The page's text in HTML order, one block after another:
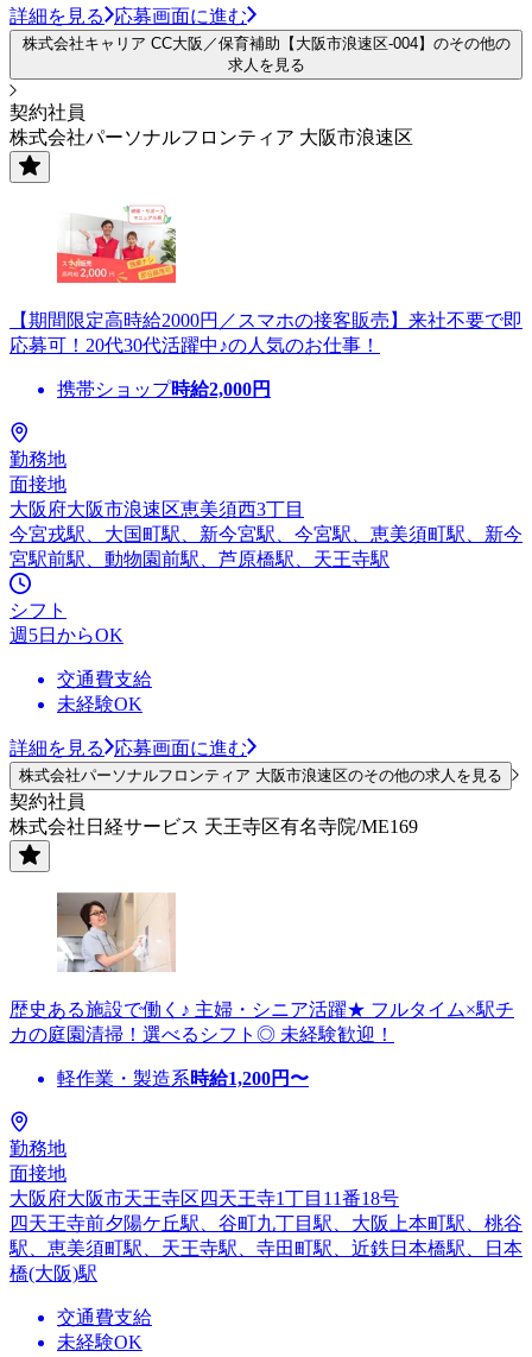
詳細を見る 応募画面に進む
株式会社キャリア CC大阪／保育補助【大阪市浪速区-004】のその他の
求人を見る
契約社員
株式会社パーソナルフロンティア 大阪市浪速区
【期間限定高時給2000円／スマホの接客販売】来社不要で即
応募可！20代30代活躍中♪の人気のお仕事！
携帯ショップ時給2,000円
勤務地
面接地
大阪府大阪市浪速区恵美須西3丁目
今宮戎駅、大国町駅、新今宮駅、今宮駅、恵美須町駅、新今
宮駅前駅、動物園前駅、芦原橋駅、天王寺駅
シフト
週5日からOK
交通費支給
未経験OK
詳細を見る 応募画面に進む
株式会社パーソナルフロンティア 大阪市浪速区のその他の求人を見る
契約社員
株式会社日経サービス 天王寺区有名寺院/ME169
歴史ある施設で働く♪ 主婦・シニア活躍★ フルタイム×駅チ
カの庭園清掃！選べるシフト◎ 未経験歓迎！
軽作業・製造系時給1,200円〜
勤務地
面接地
大阪府大阪市天王寺区四天王寺1丁目11番18号
四天王寺前夕陽ケ丘駅、谷町九丁目駅、大阪上本町駅、桃谷
駅、恵美須町駅、天王寺駅、寺田町駅、近鉄日本橋駅、日本
橋(大阪)駅
交通費支給
未経験OK